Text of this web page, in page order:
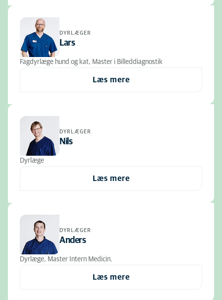
DYRLÆGER
Lars
Fagdyrlæge hund og kat, Master i Billeddiagnostik
Læs mere
DYRLÆGER
Nils
Dyrlæge
Læs mere
DYRLÆGER
Anders
Dyrlæge, Master Intern Medicin.
Læs mere